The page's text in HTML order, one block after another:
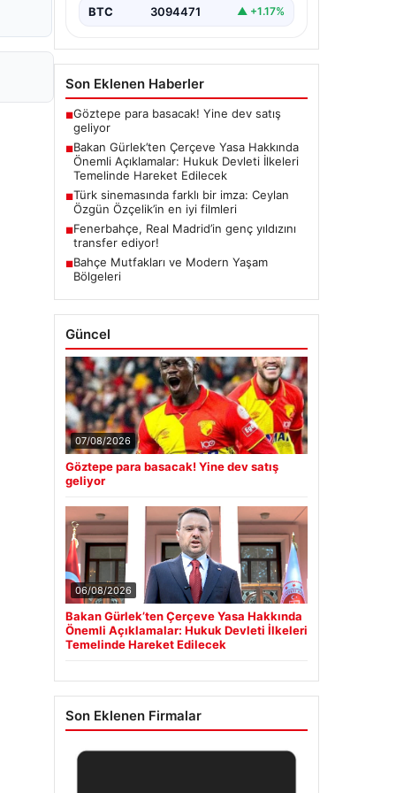
yürürlüğe girmesiyle…
BTC 3094471 ▲ +1.17%
Son Eklenen Haberler
■Göztepe para basacak! Yine dev satış
geliyor
■Bakan Gürlek’ten Çerçeve Yasa Hakkında
Önemli Açıklamalar: Hukuk Devleti İlkeleri
Temelinde Hareket Edilecek
■Türk sinemasında farklı bir imza: Ceylan
Özgün Özçelik’in en iyi filmleri
■Fenerbahçe, Real Madrid’in genç yıldızını
transfer ediyor!
■Bahçe Mutfakları ve Modern Yaşam
Bölgeleri
Güncel
07/08/2026
Göztepe para basacak! Yine dev satış
geliyor
06/08/2026
Bakan Gürlek’ten Çerçeve Yasa Hakkında
Önemli Açıklamalar: Hukuk Devleti İlkeleri
Temelinde Hareket Edilecek
Son Eklenen Firmalar